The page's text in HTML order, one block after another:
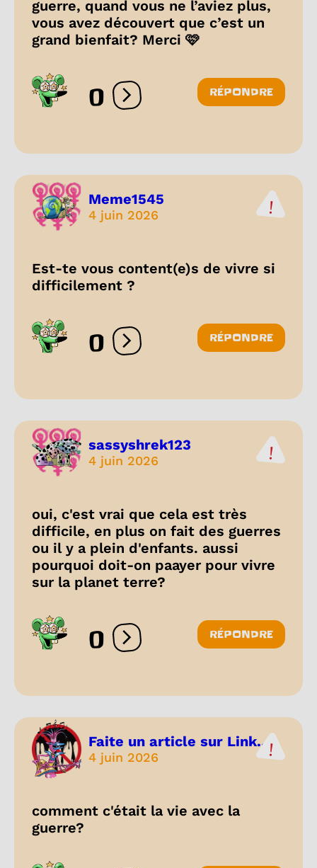
guerre, quand vous ne l’aviez plus,
vous avez découvert que c’est un
grand bienfait? Merci 🩷
0 Ouvrir les réactions
RÉPONDRE
Meme1545
4 juin 2026
Est-te vous content(e)s de vivre si
difficilement ?
0 Ouvrir les réactions
RÉPONDRE
sassyshrek123
4 juin 2026
oui, c'est vrai que cela est très
difficile, en plus on fait des guerres
ou il y a plein d'enfants. aussi
pourquoi doit-on paayer pour vivre
sur la planet terre?
0 Ouvrir les réactions
RÉPONDRE
Faite un article sur Link...
4 juin 2026
comment c'était la vie avec la
guerre?